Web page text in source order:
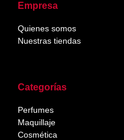
Categorías
Perfumes
Maquillaje
Cosmética
Empresa
Quienes somos
Nuestras tiendas